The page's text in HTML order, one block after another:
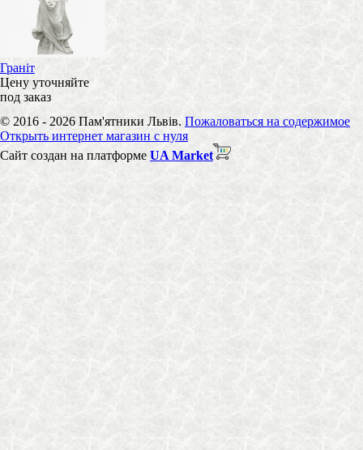
Граніт
Цену уточняйте
под заказ
© 2016 - 2026 Пам'ятники Львів. Пожаловаться на содержимое
Открыть интернет магазин с нуля
Сайт создан на платформе UA Market